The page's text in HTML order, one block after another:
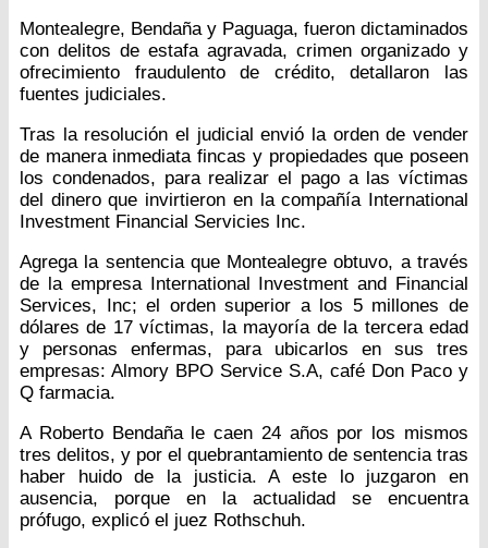
Montealegre, Bendaña y Paguaga, fueron dictaminados
con delitos de estafa agravada, crimen organizado y
ofrecimiento fraudulento de crédito, detallaron las
fuentes judiciales.
Tras la resolución el judicial envió la orden de vender
de manera inmediata fincas y propiedades que poseen
los condenados, para realizar el pago a las víctimas
del dinero que invirtieron en la compañía International
Investment Financial Servicies Inc.
Agrega la sentencia que Montealegre obtuvo, a través
de la empresa International Investment and Financial
Services, Inc; el orden superior a los 5 millones de
dólares de 17 víctimas, la mayoría de la tercera edad
y personas enfermas, para ubicarlos en sus tres
empresas: Almory BPO Service S.A, café Don Paco y
Q farmacia.
A Roberto Bendaña le caen 24 años por los mismos
tres delitos, y por el quebrantamiento de sentencia tras
haber huido de la justicia. A este lo juzgaron en
ausencia, porque en la actualidad se encuentra
prófugo, explicó el juez Rothschuh.